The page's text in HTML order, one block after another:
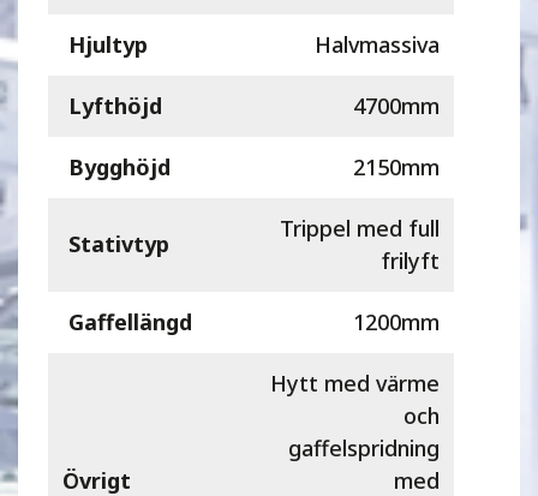
Hjultyp Halvmassiva
Lyfthöjd 4700mm
Bygghöjd 2150mm
Stativtyp
Trippel med full
frilyft
Gaffellängd 1200mm
Övrigt
Hytt med värme
och
gaffelspridning
med